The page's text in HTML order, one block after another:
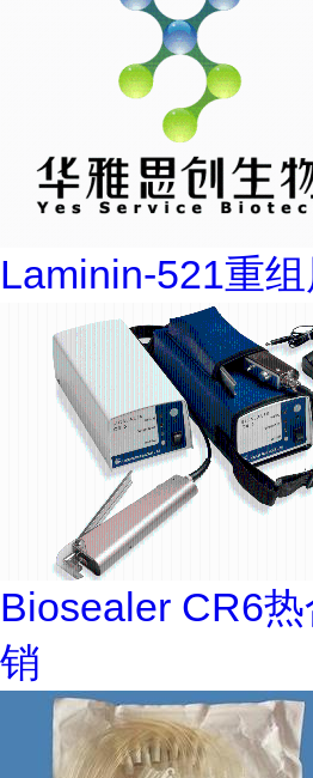
Laminin-521重
Biosealer CR6
销